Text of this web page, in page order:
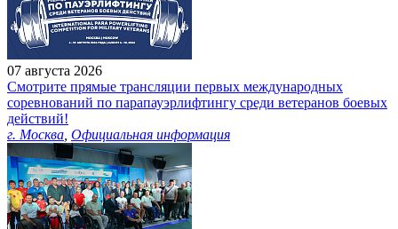
07 августа 2026
Смотрите прямые трансляции первых международных
соревнований по парапауэрлифтингу среди ветеранов боевых
действий!
г. Москва Официальная информация